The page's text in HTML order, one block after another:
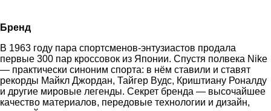
Бренд
В 1963 году пара спортсменов-энтузиастов продала
первые 300 пар кроссовок из Японии. Спустя полвека Nike
— практически синоним спорта: в нём ставили и ставят
рекорды Майкл Джордан, Тайгер Вудс, Криштиану Роналду
и другие мировые легенды. Секрет бренда — высочайшее
качество материалов, передовые технологии и дизайн,